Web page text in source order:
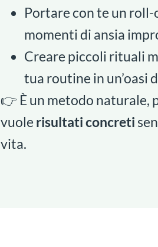
Portare con te un
momenti di ansia
Creare piccoli rituali
tua routine in un’oasi
👉 È un metodo naturale,
vuole risultati concreti
vita.